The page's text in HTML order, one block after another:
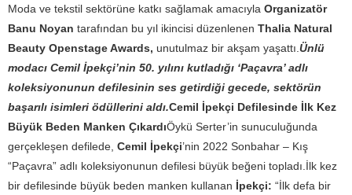
Moda ve tekstil sektörüne katkı sağlamak amacıyla Organizatör
Banu Noyan tarafından bu yıl ikincisi düzenlenen Thalia Natural
Beauty Openstage Awards, unutulmaz bir akşam yaşattı. Ünlü
modacı Cemil İpekçi’nin 50. yılını kutladığı ‘Paçavra’ adlı
koleksiyonunun defilesinin ses getirdiği gecede, sektörün
başarılı isimleri ödüllerini aldı.Cemil İpekçi Defilesinde İlk Kez
Büyük Beden Manken ÇıkardıÖykü Serter’in sunuculuğunda
gerçekleşen defilede, Cemil İpekçi’nin 2022 Sonbahar – Kış
“Paçavra” adlı koleksiyonunun defilesi büyük beğeni topladı.İlk kez
bir defilesinde büyük beden manken kullanan İpekçi: “İlk defa bir